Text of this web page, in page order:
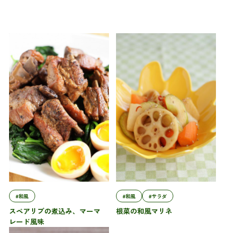
#和風
スペアリブの煮込み、マーマ
レード風味
#和風 #サラダ
根菜の和風マリネ